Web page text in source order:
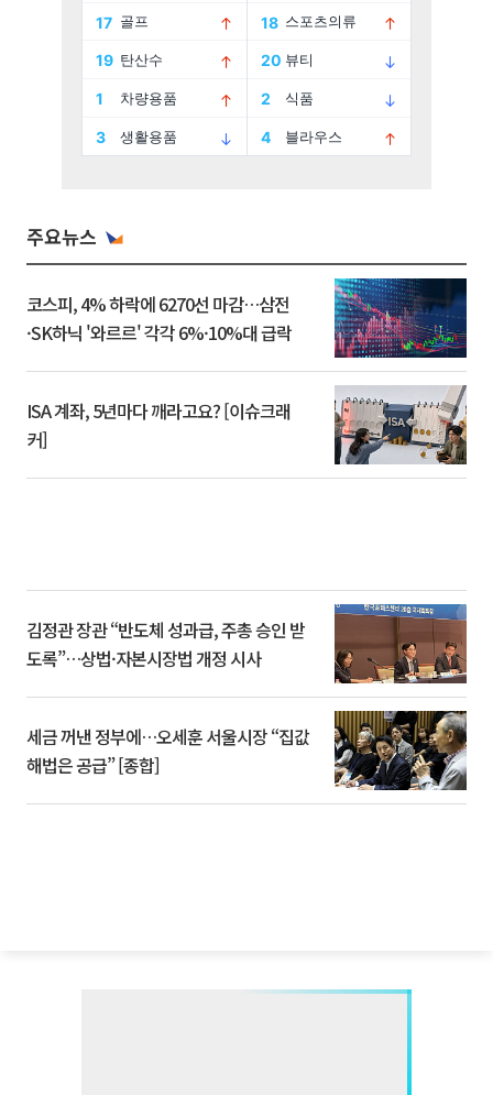
주요뉴스
코스피, 4% 하락에 6270선 마감…삼전
·SK하닉 '와르르' 각각 6%·10%대 급락
ISA 계좌, 5년마다 깨라고요? [이슈크래
커]
김정관 장관 “반도체 성과급, 주총 승인 받
도록”…상법·자본시장법 개정 시사
세금 꺼낸 정부에…오세훈 서울시장 “집값
해법은 공급” [종합]